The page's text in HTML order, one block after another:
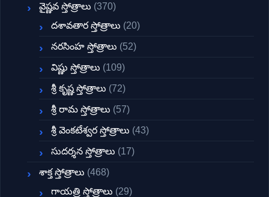
వైష్ణవ స్తోత్రాలు (370)
దశావతార స్తోత్రాలు (20)
నరసింహ స్తోత్రాలు (52)
విష్ణు స్తోత్రాలు (109)
శ్రీ కృష్ణ స్తోత్రాలు (72)
శ్రీ రామ స్తోత్రాలు (57)
శ్రీ వెంకటేశ్వర స్తోత్రాలు (43)
సుదర్శన స్తోత్రాలు (17)
శాక్త స్తోత్రాలు (468)
గాయత్రి స్తోత్రాలు (29)